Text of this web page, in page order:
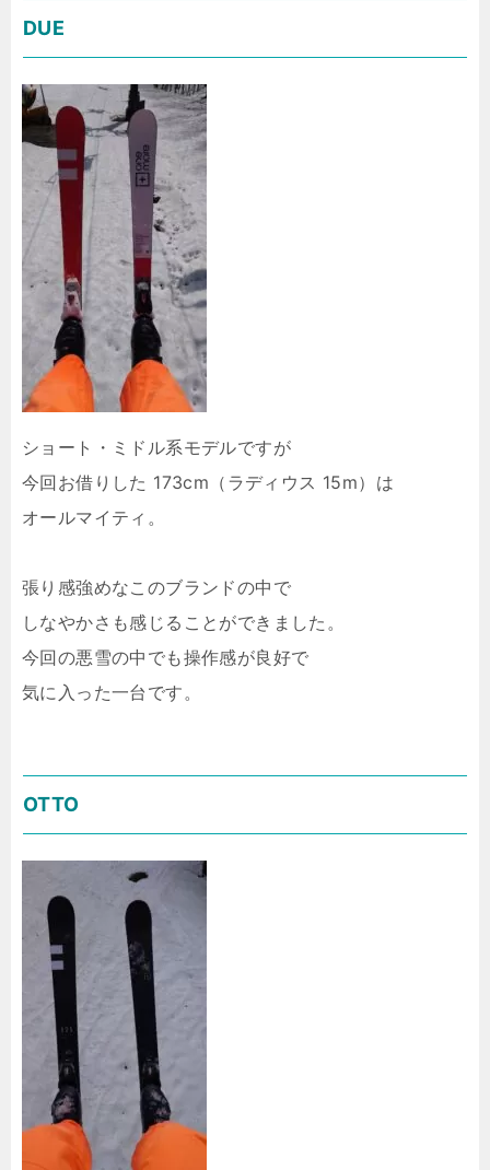
DUE
ショート・ミドル系モデルですが
今回お借りした 173cm（ラディウス 15m）は
オールマイティ。
張り感強めなこのブランドの中で
しなやかさも感じることができました。
今回の悪雪の中でも操作感が良好で
気に入った一台です。
OTTO